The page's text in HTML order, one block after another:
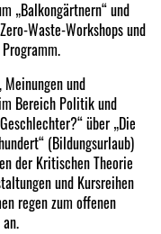
„Balkongärtnern“ und
Waste-Workshops und
und
Bereich Politik und
über „Die
(Bildungsurlaub)
der Kritischen Theorie
und Kursreihen
regen zum offenen